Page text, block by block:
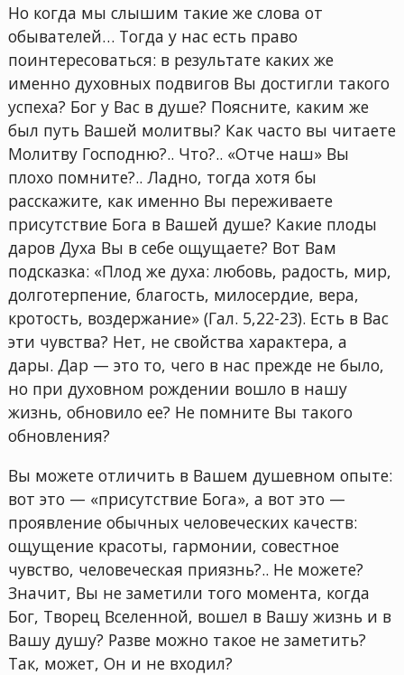
Но когда мы слышим такие же слова от
обывателей… Тогда у нас есть право
поинтересоваться: в результате каких же
именно духовных подвигов Вы достигли такого
успеха? Бог у Вас в душе? Поясните, каким же
был путь Вашей молитвы? Как часто вы читаете
Молитву Господню?.. Что?.. «Отче наш» Вы
плохо помните?.. Ладно, тогда хотя бы
расскажите, как именно Вы переживаете
присутствие Бога в Вашей душе? Какие плоды
даров Духа Вы в себе ощущаете? Вот Вам
подсказка: «Плод же духа: любовь, радость, мир,
долготерпение, благость, милосердие, вера,
кротость, воздержание» (Гал. 5,22-23). Есть в Вас
эти чувства? Нет, не свойства характера, а
дары. Дар — это то, чего в нас прежде не было,
но при духовном рождении вошло в нашу
жизнь, обновило ее? Не помните Вы такого
обновления?
Вы можете отличить в Вашем душевном опыте:
вот это — «присутствие Бога», а вот это —
проявление обычных человеческих качеств:
ощущение красоты, гармонии, совестное
чувство, человеческая приязнь?.. Не можете?
Значит, Вы не заметили того момента, когда
Бог, Творец Вселенной, вошел в Вашу жизнь и в
Вашу душу? Разве можно такое не заметить?
Так, может, Он и не входил?